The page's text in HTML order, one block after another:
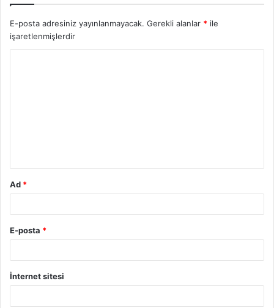
E-posta adresiniz yayınlanmayacak. Gerekli alanlar * ile
işaretlenmişlerdir
Ad *
E-posta *
İnternet sitesi